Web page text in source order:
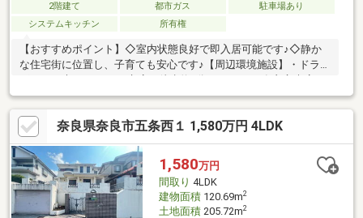
2階建て 都市ガス
駐車場あり
システムキッチン
所有権
【おすすめポイント】◇室内状態良好で即入居可能です♪◇静か
な住宅街に位置し、子育ても安心です♪【周辺環境施設】・ドラッ
徒歩約13分・ウエルシア奈良六条店：徒歩約9分・奈良市立伏見
南小学校：徒歩約10分・京西保育園：徒歩約10分・平松三丁目街
区公園：徒歩約9分ご覧いただきありがとうございます♪是非お気
軽にお問い合わせください♪
奈良県奈良市五条西１ 1,580万円 4LDK
1,580万円
間取り 4LDK
建物面積120.69m2
土地面積205.72m2